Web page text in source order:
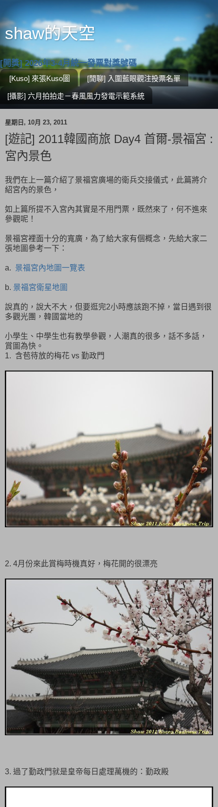
shaw的天空
[開獎] 2026年3-4月統一發票對獎號碼
[Kuso] 來張Kuso圖 [閒聊] 入圍藍眼觀注投票名單
[攝影] 六月拍拍走－春風風力發電示範系統
星期日, 10月 23, 2011
[遊記] 2011韓國商旅 Day4 首爾-景福宮 :
宮內景色
我們在上一篇介紹了景福宮廣場的衛兵交接儀式，此篇將介
紹宮內的景色，
如上篇所提不入宮內其實是不用門票，既然來了，何不進來
參觀呢！
景福宮裡面十分的寬廣，為了給大家有個概念，先給大家二
張地圖參考一下：
a. 景福宮內地圖一覽表
b. 景福宮衛星地圖
說真的，說大不大，但要逛完2小時應該跑不掉，當日遇到很
多觀光團，韓國當地的
小學生、中學生也有教學參觀，人潮真的很多，話不多話，
賞圖為快。
1. 含苞待放的梅花 vs 勤政門
2. 4月份來此賞梅時機真好，梅花開的很漂亮
3. 過了勤政門就是皇帝每日處理萬機的：勤政殿